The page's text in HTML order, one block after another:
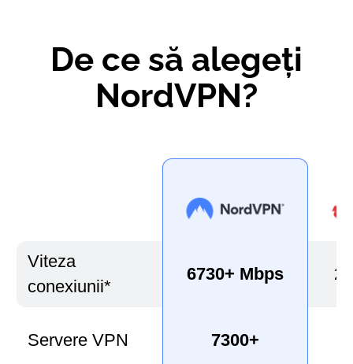
De ce să alegeți
NordVPN?
Viteza
conexiunii*
6730+ Mbps
Servere VPN 7300+